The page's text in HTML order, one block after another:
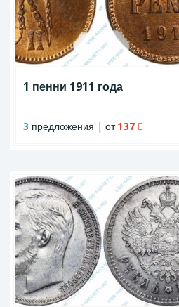
1 пенни 1911 года
3 предложения | от137